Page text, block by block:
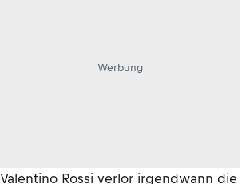
Werbung
Valentino Rossi verlor irgendwann die